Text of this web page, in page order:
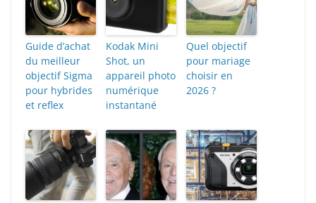
Guide d’achat
du meilleur
objectif Sigma
pour hybrides
et reflex
Kodak Mini
Shot, un
appareil photo
numérique
instantané
Quel objectif
pour mariage
choisir en
2026 ?